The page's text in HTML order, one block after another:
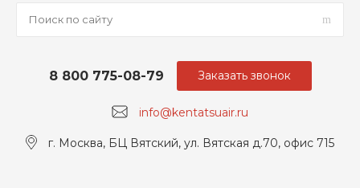
info@kentatsuair.ru
8 800 775-08-79
г. Москва, БЦ Вятский, ул. Вятская д.70, офис 715
Заказать звонок